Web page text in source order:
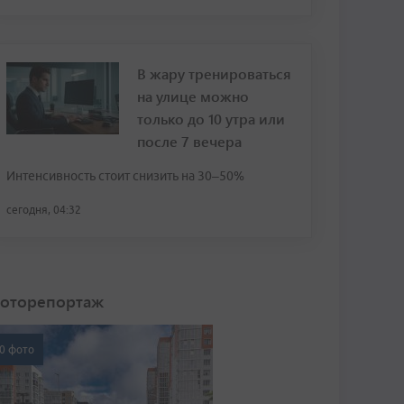
В жару тренироваться
на улице можно
только до 10 утра или
после 7 вечера
Интенсивность стоит снизить на 30–50%
сегодня, 04:32
фото